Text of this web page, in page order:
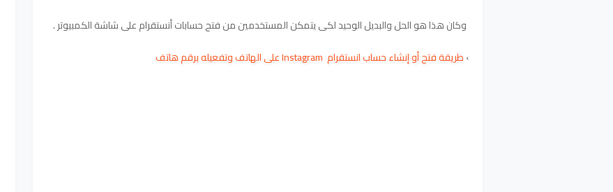
وكان هذا هو الحل والبديل الوحيد لكى يتمكن المستخدمين من فتح حسابات أنستقرام على شاشة الكمبيوتر .
›طريقة فتح أو إنشاء حساب انستقرام Instagram على الهاتف وتفعيله برقم هاتف